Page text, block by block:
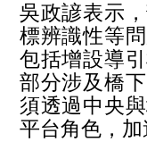
吳政諺表示
標辨識性等
包括增設導
部分涉及橋
須透過中央
平台角色，